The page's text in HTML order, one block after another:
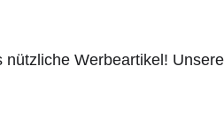
nützliche Werbeartikel!